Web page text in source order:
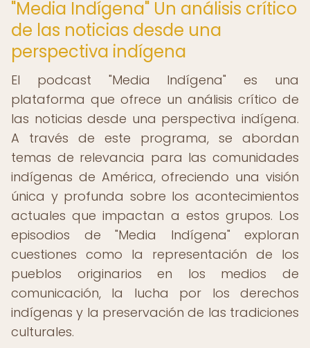
"Media Indígena" Un análisis crítico
de las noticias desde una
perspectiva indígena
El podcast "Media Indígena" es una
plataforma que ofrece un análisis crítico de
las noticias desde una perspectiva indígena.
A través de este programa, se abordan
temas de relevancia para las comunidades
indígenas de América, ofreciendo una visión
única y profunda sobre los acontecimientos
actuales que impactan a estos grupos. Los
episodios de "Media Indígena" exploran
cuestiones como la representación de los
pueblos originarios en los medios de
comunicación, la lucha por los derechos
indígenas y la preservación de las tradiciones
culturales.